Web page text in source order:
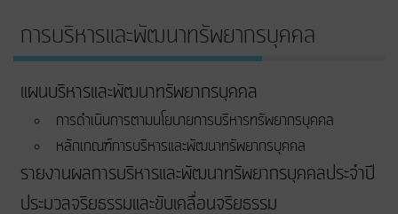
การบริหารและพัฒนาทรัพยากรบุคคล
แผนบริหารและพัฒนาทรัพยากรบุคคล
การดำเนินการตามนโยบายการบริหารทรัพยากรบุคคล
หลักเกณฑ์การบริหารและพัฒนาทรัพยากรบุคคล
รายงานผลการบริหารและพัฒนาทรัพยากรบุคคลประจำปี
ประมวลจริยธรรมและขับเคลื่อนจริยธรรม